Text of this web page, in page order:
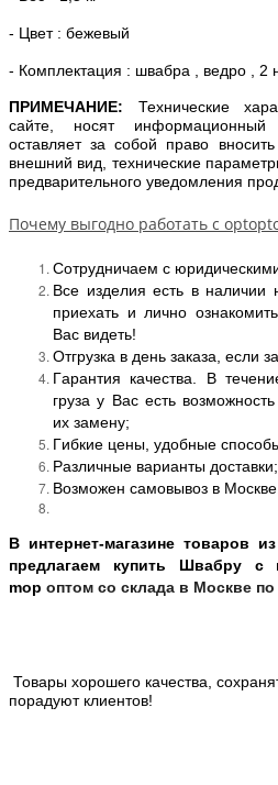
- Цвет : бежевый
- Комплектация : швабра , ведро , 2
ПРИМЕЧАНИЕ: Технические
сайте, носят информационный
оставляет за собой право
внешний вид, технические
предварительного уведомления
Почему выгодно работать с
Сотрудничаем с
Все изделия есть в
приехать и лично
Вас видеть!
Отгрузка в день заказа, если
Гарантия качества. В
груза у Вас есть
их замену;
Гибкие цены, удобные
Различные варианты доставки;
Возможен самовывоз в Москве.
В интернет-магазине товаров
предлагаем купить Швабру с
mop оптом со склада в Москве
Товары хорошего качества,
порадуют клиентов!